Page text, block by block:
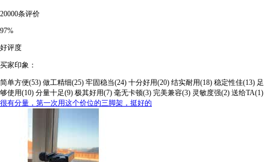
20000条评价
97%
好评度
买家印象：
简单方便(53) 做工精细(25) 牢固稳当(24) 十分好用(20) 结实耐用(18) 稳定性佳(13) 足
够使用(10) 分量十足(9) 极其好用(7) 毫无卡顿(3) 完美兼容(3) 灵敏度强(2) 送给TA(1)
很有分量，第一次用这个价位的三脚架，挺好的